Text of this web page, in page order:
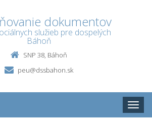
dokumentov
služieb pre dospelých
Báhoň
SNP 38, Báhoň
peu@dssbahon.sk
Toggle